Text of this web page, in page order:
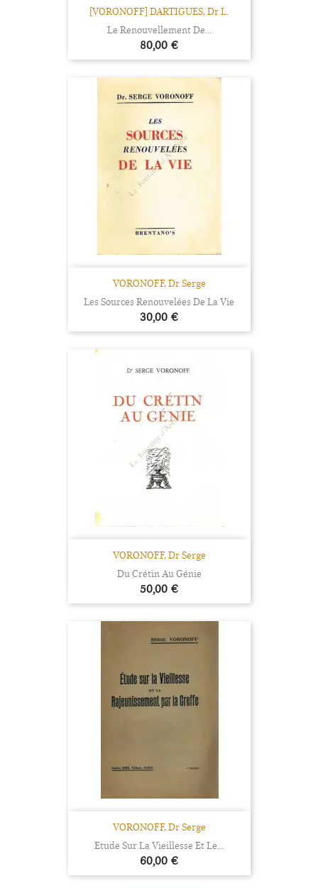
[VORONOFF] DARTIGUES, Dr L.
Le Renouvellement De...
Prix
80,00 €
VORONOFF, Dr Serge
Les Sources Renouvelées De La Vie
Prix
30,00 €
VORONOFF, Dr Serge
Du Crétin Au Génie
Prix
50,00 €
VORONOFF, Dr Serge
Etude Sur La Vieillesse Et Le...
Prix
60,00 €